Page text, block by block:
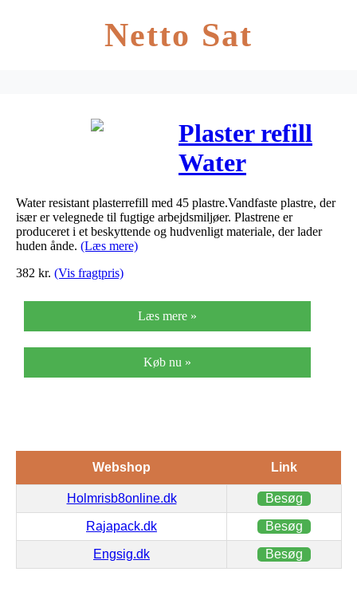
Netto Sat
Plaster refill
Water
Resistant
45stk Quick
Water resistant plasterrefill med 45 plastre.Vandfaste plastre, der
især er velegnede til fugtige arbejdsmiljøer. Plastrene er
produceret i et beskyttende og hudvenligt materiale, der lader
huden ånde. (Læs mere)
382 kr. (Vis fragtpris)
Læs mere »
Køb nu »
Webshop Link
Holmrisb8online.dk Besøg
Rajapack.dk Besøg
Engsig.dk Besøg